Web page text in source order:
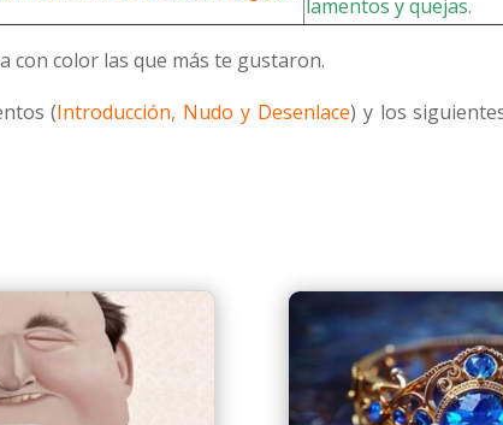
lamentos y quejas.
con color las que más te gustaron.
(Introducción, Nudo y Desenlace) y los